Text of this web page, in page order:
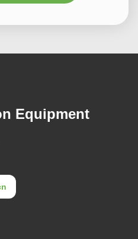
Equipment